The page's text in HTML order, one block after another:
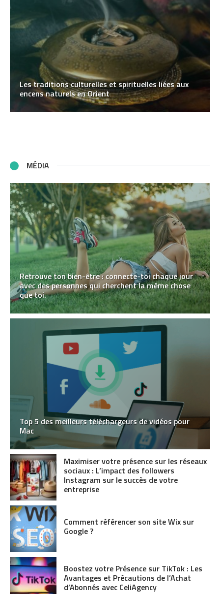
Les traditions culturelles et spirituelles liées aux
encens naturels en Orient
MÉDIA
Retrouve ton bien-être : connecte-toi chaque jour
avec des personnes qui cherchent la même chose
que toi.
Top 5 des meilleurs téléchargeurs de vidéos pour
Mac
Maximiser votre présence sur les réseaux
sociaux : L’impact des followers
Instagram sur le succès de votre
entreprise
Comment référencer son site Wix sur
Google ?
Boostez votre Présence sur TikTok : Les
Avantages et Précautions de l’Achat
d’Abonnés avec CeliAgency